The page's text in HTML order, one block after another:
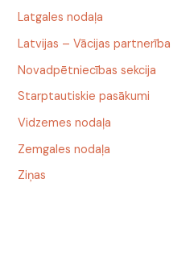
Latgales nodaļa
Latvijas – Vācijas partnerība
Novadpētniecības sekcija
Starptautiskie pasākumi
Vidzemes nodaļa
Zemgales nodaļa
Ziņas